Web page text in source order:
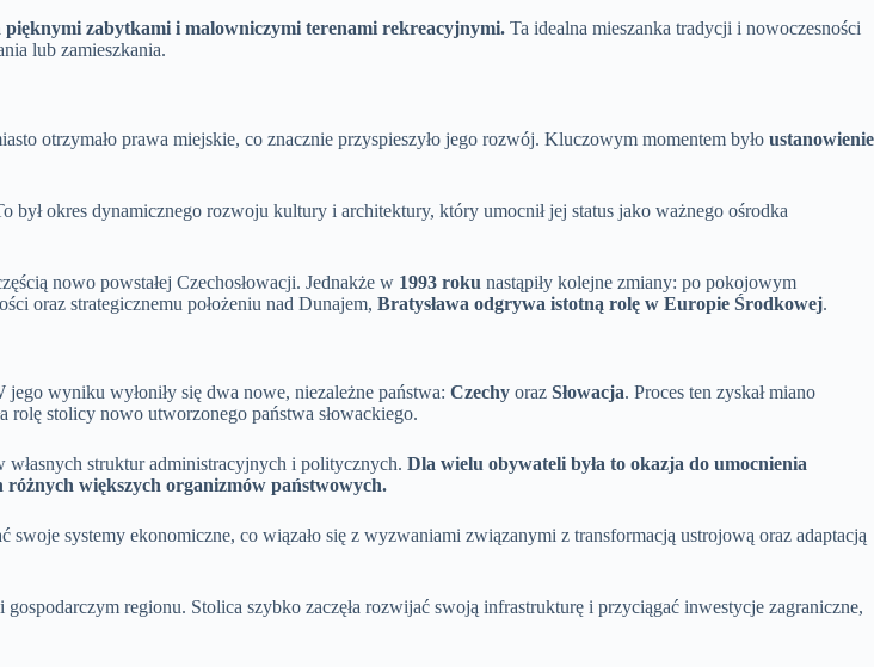
pięknymi zabytkami i malowniczymi terenami rekreacyjnymi. Ta idealna mieszanka tradycji i nowoczesności
lub zamieszkania.
otrzymało prawa miejskie, co znacznie przyspieszyło jego rozwój. Kluczowym momentem było ustanowienie
okres dynamicznego rozwoju kultury i architektury, który umocnił jej status jako ważnego ośrodka
nowo powstałej Czechosłowacji. Jednakże w 1993 roku nastąpiły kolejne zmiany: po pokojowym
oraz strategicznemu położeniu nad Dunajem, Bratysława odgrywa istotną rolę w Europie Środkowej.
wyniku wyłoniły się dwa nowe, niezależne państwa: Czechy oraz Słowacja. Proces ten zyskał miano
rolę stolicy nowo utworzonego państwa słowackiego.
własnych struktur administracyjnych i politycznych. Dla wielu obywateli była to okazja do umocnienia
większych organizmów państwowych.
systemy ekonomiczne, co wiązało się z wyzwaniami związanymi z transformacją ustrojową oraz adaptacją
regionu. Stolica szybko zaczęła rozwijać swoją infrastrukturę i przyciągać inwestycje zagraniczne,